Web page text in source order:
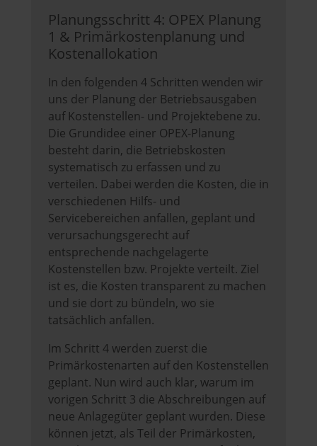
Planungsschritt 4: OPEX Planung
1 & Primärkostenplanung und
Kostenallokation
In den folgenden 4 Schritten wenden wir
uns der Planung der Betriebsausgaben
auf Kostenstellen- und Projektebene zu.
Die Grundidee einer OPEX-Planung
besteht darin, die Betriebskosten
systematisch zu erfassen und zu
verteilen. Dabei werden die Kosten, die in
verschiedenen Hilfs- und
Servicebereichen anfallen, geplant und
verursachungsgerecht auf
entsprechende nachgelagerte
Kostenstellen bzw. Projekte verteilt. Ziel
ist es, die Kosten transparent zu machen
und sie dort zu bündeln, wo sie
tatsächlich anfallen.
Im Schritt 4 werden zuerst die
Primärkostenarten auf den Kostenstellen
geplant. Nun wird auch klar, warum im
vorigen Schritt 3 die Abschreibungen auf
neue Anlagegüter geplant wurden. Diese
können jetzt, als Teil der Primärkosten,